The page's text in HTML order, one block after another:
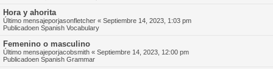
Hora y ahorita
Último mensajeporjasonfletcher « Septiembre 14, 2023, 1:03 pm
Publicadoen Spanish Vocabulary
Femenino o masculino
Último mensajeporjacobsmith « Septiembre 14, 2023, 12:00 pm
Publicadoen Spanish Grammar